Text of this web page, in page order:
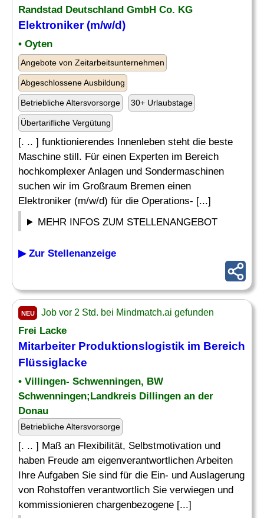
Randstad Deutschland GmbH Co. KG
Elektroniker (m/w/d)
• Oyten
Angebote von Zeitarbeitsunternehmen
Abgeschlossene Ausbildung
Betriebliche Altersvorsorge 30+ Urlaubstage
Übertarifliche Vergütung
[. .. ] funktionierendes Innenleben steht die beste
Maschine still. Für einen Experten im Bereich
hochkomplexer Anlagen und Sondermaschinen
suchen wir im Großraum Bremen einen
Elektroniker (m/w/d) für die Operations- [...]
MEHR INFOS ZUM STELLENANGEBOT
▶ Zur Stellenanzeige
NEU Job vor 2 Std. bei Mindmatch.ai gefunden
Frei Lacke
Mitarbeiter Produktionslogistik im Bereich
Flüssiglacke
• Villingen- Schwenningen, BW
Schwenningen;Landkreis Dillingen an der
Donau
Betriebliche Altersvorsorge
[. .. ] Maß an Flexibilität, Selbstmotivation und
haben Freude am eigenverantwortlichen Arbeiten
Ihre Aufgaben Sie sind für die Ein- und Auslagerung
von Rohstoffen verantwortlich Sie verwiegen und
kommissionieren chargenbezogene [...]